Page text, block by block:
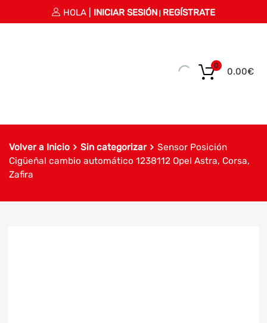
HOLA | INICIAR SESIÓN REGÍSTRATE
0.00€
0
Volver a Inicio Sin categorizar
Sensor Posición
Cigüeñal cambio automático 1238112 Opel Astra, Corsa,
Zafira